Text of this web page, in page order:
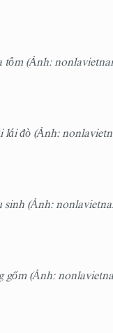
tôm (Ảnh:
lái đò (Ảnh:
sinh (Ảnh:
gốm (Ảnh: